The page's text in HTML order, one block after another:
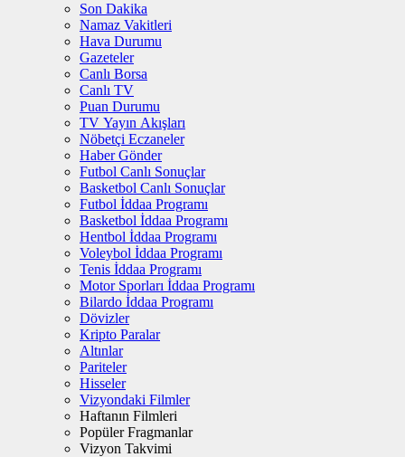
Son Dakika
Namaz Vakitleri
Hava Durumu
Gazeteler
Canlı Borsa
Canlı TV
Puan Durumu
TV Yayın Akışları
Nöbetçi Eczaneler
Haber Gönder
Futbol Canlı Sonuçlar
Basketbol Canlı Sonuçlar
Futbol İddaa Programı
Basketbol İddaa Programı
Hentbol İddaa Programı
Voleybol İddaa Programı
Tenis İddaa Programı
Motor Sporları İddaa Programı
Bilardo İddaa Programı
Dövizler
Kripto Paralar
Altınlar
Pariteler
Hisseler
Vizyondaki Filmler
Haftanın Filmleri
Popüler Fragmanlar
Vizyon Takvimi